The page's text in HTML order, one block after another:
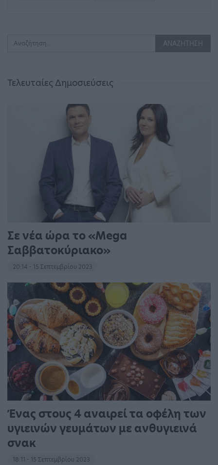
Τελευταίες Δημοσιεύσεις
Σε νέα ώρα το «Mega
Σαββατοκύριακο»
20:14 - 15 Σεπτεμβρίου 2023
Ένας στους 4 αναιρεί τα οφέλη των
υγιεινών γευμάτων με ανθυγιεινά
σνακ
18:11 - 15 Σεπτεμβρίου 2023